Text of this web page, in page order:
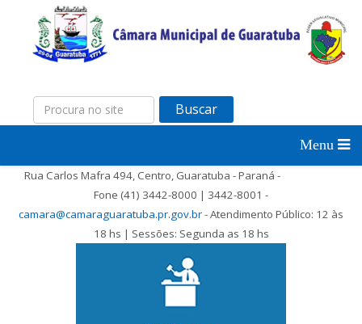
Buscar
Rua Carlos Mafra 494, Centro, Guaratuba - Paraná -
Fone (41) 3442-8000 | 3442-8001 -
camara@camaraguaratuba.pr.gov.br- Atendimento Público: 12 às
18 hs | Sessões: Segunda as 18 hs